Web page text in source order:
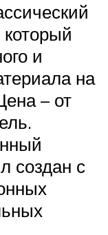
и
на
– от
создан с